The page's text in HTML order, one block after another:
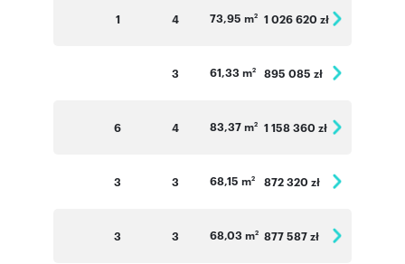
1 4 73,95 m2 1 026 620 zł
3 61,33 m2 895 085 zł
6 4 83,37 m2 1 158 360 zł
3 3 68,15 m2 872 320 zł
3 3 68,03 m2 877 587 zł